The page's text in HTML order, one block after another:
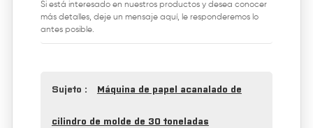
Si está interesado en nuestros productos y desea conocer
más detalles, deje un mensaje aquí, le responderemos lo
antes posible.
Sujeto : Máquina de papel acanalado de
cilindro de molde de 30 toneladas